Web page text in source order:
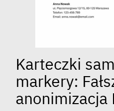
Karteczki
markery:
anonimizacja